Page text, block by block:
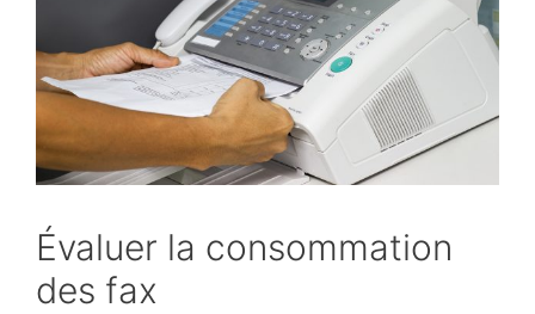
Évaluer la consommation
des fax